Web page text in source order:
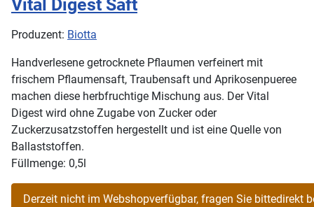
Vital Digest Saft
Produzent: Biotta
Handverlesene getrocknete Pflaumen verfeinert mit
frischem Pflaumensaft, Traubensaft und Aprikosenpueree
machen diese herbfruchtige Mischung aus. Der Vital
Digest wird ohne Zugabe von Zucker oder
Zuckerzusatzstoffen hergestellt und ist eine Quelle von
Ballaststoffen.
Füllmenge: 0,5l